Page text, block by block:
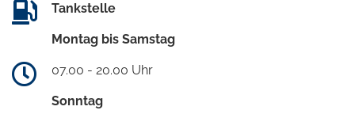
Tankstelle
Montag bis Samstag
07.00 - 20.00 Uhr
Sonntag